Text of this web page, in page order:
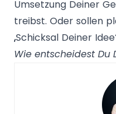
Umsetzung Deiner
treibst. Oder sollen
„Schicksal Deiner
Wie entscheidest Du